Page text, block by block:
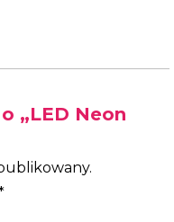
„LED Neon